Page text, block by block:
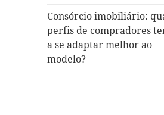
Consórcio imobiliário:
perfis de compradores
a se adaptar melhor ao
modelo?